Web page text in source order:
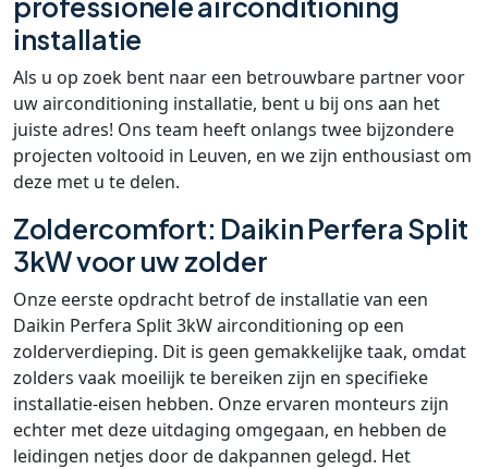
installatie
Als u op zoek bent naar een betrouwbare partner voor
uw airconditioning installatie, bent u bij ons aan het
juiste adres! Ons team heeft onlangs twee bijzondere
projecten voltooid in Leuven, en we zijn enthousiast om
deze met u te delen.
Zoldercomfort: Daikin Perfera Split
3kW voor uw zolder
Onze eerste opdracht betrof de installatie van een
Daikin Perfera Split 3kW airconditioning op een
zolderverdieping. Dit is geen gemakkelijke taak, omdat
zolders vaak moeilijk te bereiken zijn en specifieke
installatie-eisen hebben. Onze ervaren monteurs zijn
echter met deze uitdaging omgegaan, en hebben de
leidingen netjes door de dakpannen gelegd. Het